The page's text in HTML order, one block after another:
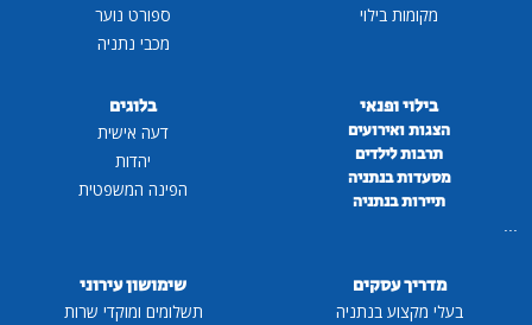
מקומות בילוי
ספורט נוער
מכבי נתניה
בילוי ופנאי
הצגות ואירועים
תרבות לילדים
מסעדות בנתניה
תיירות בנתניה
...
בלוגים
דעה אישית
יהדות
הפינה המשפטית
מדריך עסקים
בעלי מקצוע בנתניה
שימושון עירוני
תשלומים ומוקדי שרות